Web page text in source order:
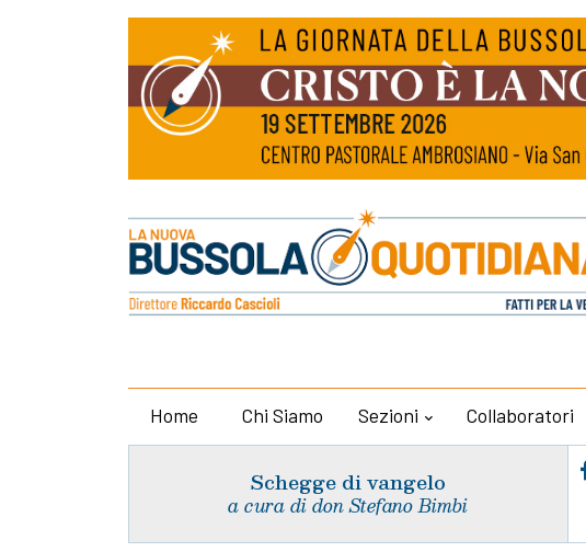
Home Chi Siamo Sezioni Collaboratori
Schegge di vangelo
a cura di don Stefano Bimbi